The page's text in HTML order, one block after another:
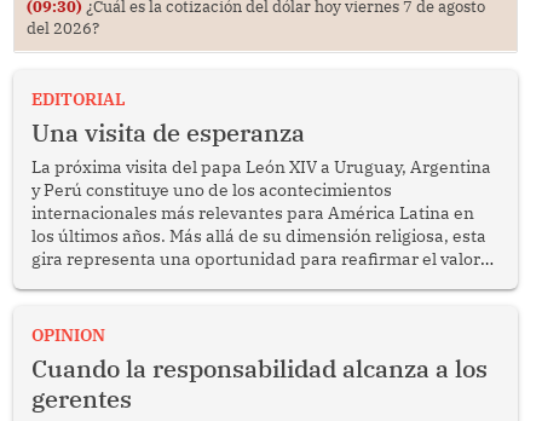
(09:30) ¿Cuál es la cotización del dólar hoy viernes 7 de agosto
del 2026?
EDITORIAL
Una visita de esperanza
La próxima visita del papa León XIV a Uruguay, Argentina
y Perú constituye uno de los acontecimientos
internacionales más relevantes para América Latina en
los últimos años. Más allá de su dimensión religiosa, esta
gira representa una oportunidad para reafirmar el valor
enfrenta desafíos en materia de desarrollo, cohesión
OPINION
Cuando la responsabilidad alcanza a los
gerentes